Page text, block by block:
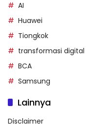
AI
Huawei
Tiongkok
transformasi digital
BCA
Samsung
Lainnya
Disclaimer